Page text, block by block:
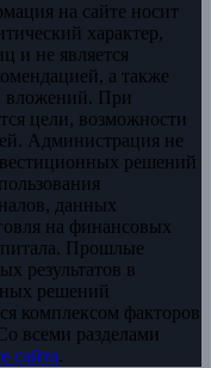
на сайте носит
характер,
и не является
а также
вложений. При
цели, возможности
Администрация не
решений
данных
на финансовых
Прошлые
результатов в
решений
комплексом факторов
всеми разделами
сайта.